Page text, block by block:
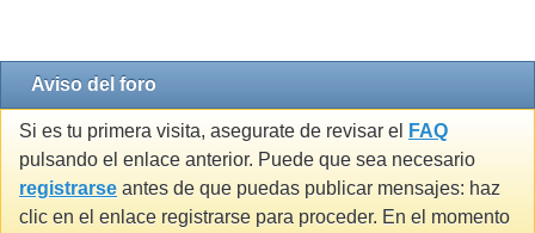
Aviso del foro
Si es tu primera visita, asegurate de revisar el
FAQ
pulsando el enlace anterior. Puede que sea necesario
registrarse antes de que puedas publicar mensajes: haz
clic en el enlace registrarse para proceder. En el momento